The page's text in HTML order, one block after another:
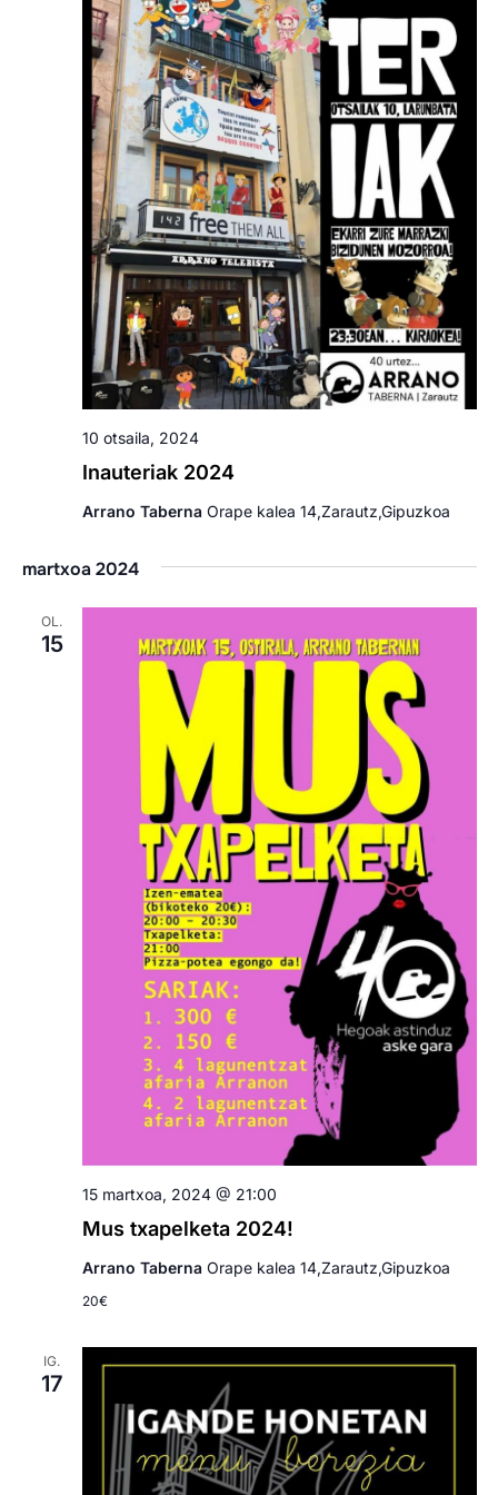
Inauteriak 2024
10 otsaila, 2024
Arrano Taberna Orape kalea 14,Zarautz,Gipuzkoa
martxoa 2024
OL.
15
Mus txapelketa 2024!
15 martxoa, 2024 @ 21:00
Arrano Taberna Orape kalea 14,Zarautz,Gipuzkoa
20€
IG.
17